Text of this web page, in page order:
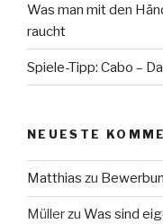
Was man mit den
raucht
Spiele-Tipp: Cabo –
NEUESTE
Matthias zu
Müllerzu Was sind